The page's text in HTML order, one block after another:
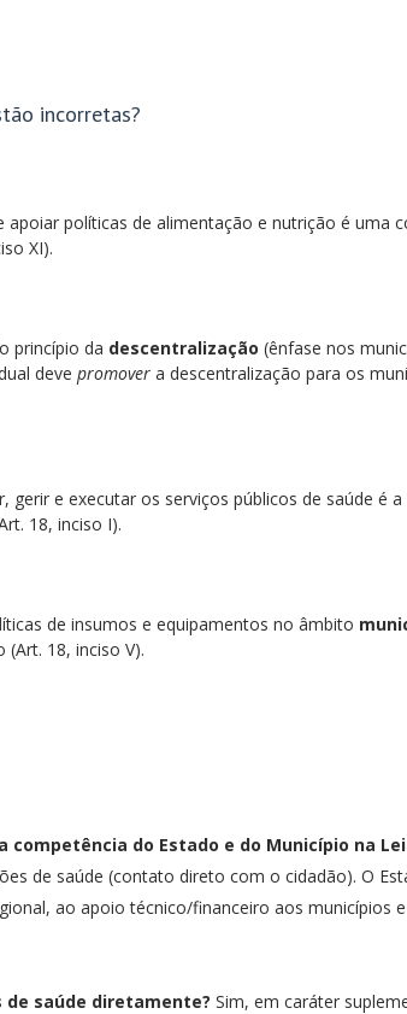
incorretas?
apoiar políticas de alimentação e nutrição é uma
XI).
princípio da descentralização (ênfase nos
deve promover a descentralização para os
gerir e executar os serviços públicos de saúde é
18, inciso I).
de insumos e equipamentos no âmbito
18, inciso V).
do Estado e do Município na Lei
de saúde (contato direto com o cidadão). O
ao apoio técnico/financeiro aos municípios
de saúde diretamente? Sim, em caráter